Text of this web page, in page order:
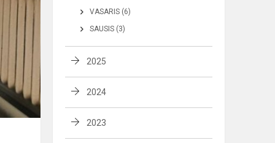
VASARIS (6)
SAUSIS (3)
2025
2024
2023